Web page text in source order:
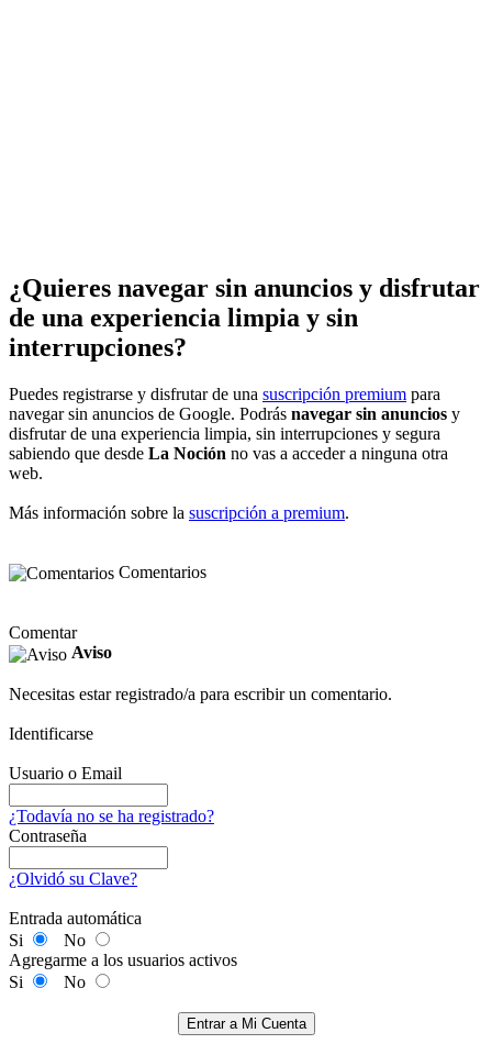
¿Quieres navegar sin anuncios y disfrutar
de una experiencia limpia y sin
interrupciones?
Puedes registrarse y disfrutar de una suscripción premium para
navegar sin anuncios de Google. Podrás navegar sin anuncios y
disfrutar de una experiencia limpia, sin interrupciones y segura
sabiendo que desde La Noción no vas a acceder a ninguna otra
web.
Más información sobre la suscripción a premium.
Comentarios
Comentar
Aviso
Necesitas estar registrado/a para escribir un comentario.
Identificarse
Usuario o Email
¿Todavía no se ha registrado?
Contraseña
¿Olvidó su Clave?
Entrada automática
Si
No
Agregarme a los usuarios activos
Si
No
Entrar a Mi Cuenta